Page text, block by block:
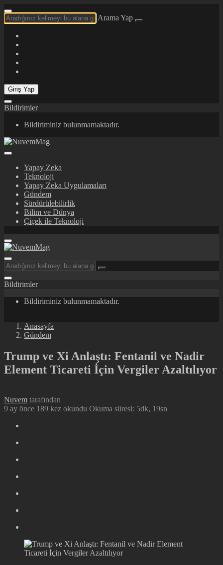
Arama Yap
Giriş Yap
Bildirimler
Bildiriminiz bulunmamaktadır.
Yapay Zeka
Teknoloji
Yapay Zeka Uygulamaları
Gündem
Sürdürülebilirlik
Bilim ve Dünya
Çiçek ile Teknoloji
Bildirimler
Bildiriminiz bulunmamaktadır.
Anasayfa
Gündem
Trump ve Xi Anlaştı: Fentanil ve Nadir
Element Ticareti İçin Vergiler Azaltılıyor
Nuvem tarafından
9 ay önce 189 kez okundu Okuma süresi: 5dk, 19sn